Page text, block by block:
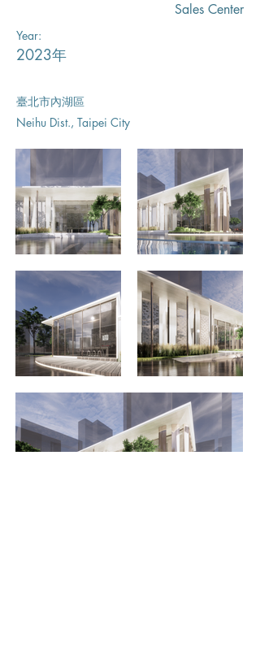
Sales Center
Year:
2023年
臺北市內湖區
Neihu Dist., Taipei City